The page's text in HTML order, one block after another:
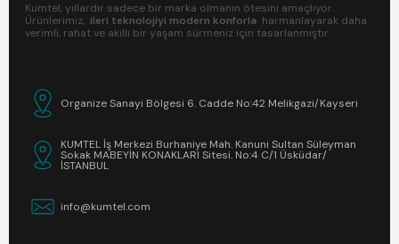
Kumtel, yıllardır sadece bir marka olmanın ötesini amaçlıyor.
Ürünlerimiz, ileri teknolojiyi modern konforla harmanlayarak daha
verimli, rahat ve akıllı bir yaşam sürmeniz için tasarlanmıştır.
Organize Sanayi Bölgesi 6. Cadde No:42 Melikgazi/Kayseri
KUMTEL İş Merkezi Burhaniye Mah. Kanuni Sultan Süleyman
Sokak MABEYİN KONAKLARI Sitesi. No:4 C/1 Üsküdar/
İSTANBUL
info@kumtel.com